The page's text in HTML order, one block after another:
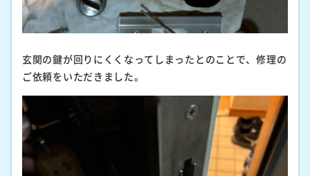
玄関の鍵が回りにくくなってしまったとのことで、修理の
ご依頼をいただきました。